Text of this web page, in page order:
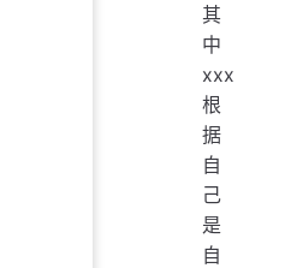
其
中
xxx
根
据
自
己
是
自